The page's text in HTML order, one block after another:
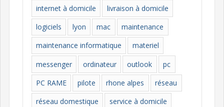
internet à domicile
livraison à domicile
logiciels
lyon mac
maintenance
maintenance informatique
materiel
messenger
ordinateur outlook
pc
PC RAME
pilote rhone alpes
réseau
réseau domestique
service à domicile